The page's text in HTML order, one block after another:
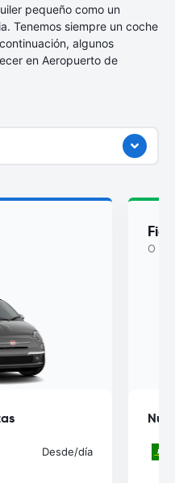
pequeño como un
Tenemos siempre un coche
algunos
en Aeropuerto de
Desde/día
O